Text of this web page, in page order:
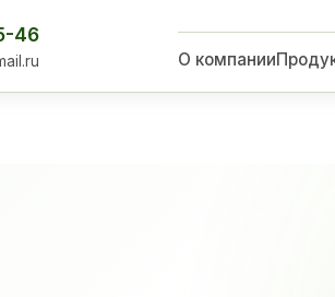
46
О компании